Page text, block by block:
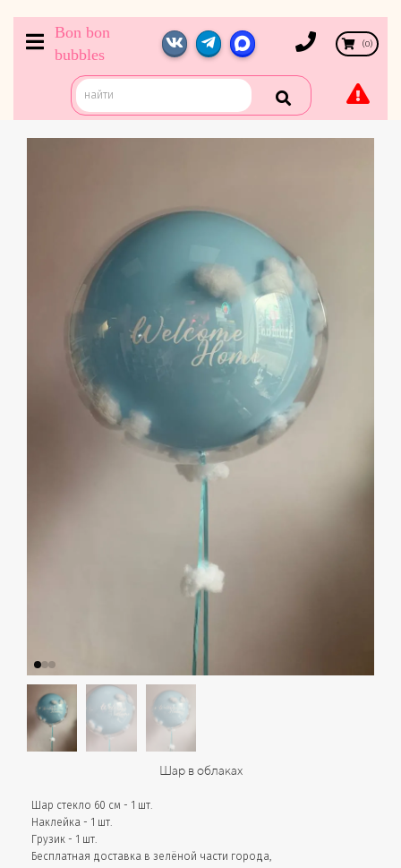
Bon bon
bubbles
(0)
Шар в облаках
Шар стекло 60 см - 1 шт.
Наклейка - 1 шт.
Грузик - 1 шт.
Бесплатная доставка в зелёной части города,